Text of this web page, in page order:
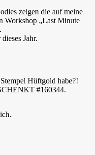
zeigen die auf meine
Workshop „Last Minute
Jahr.
Hüftgold habe?!
#160344.